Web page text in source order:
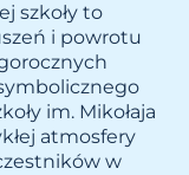
szkoły to
i powrotu
im. Mikołaja
atmosfery
w